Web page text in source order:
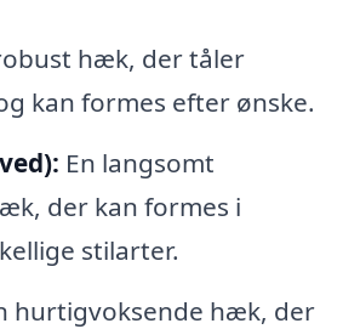
hæk, der tåler
kan formes efter ønske.
En langsomt
der kan formes i
stilarter.
hurtigvoksende hæk, der